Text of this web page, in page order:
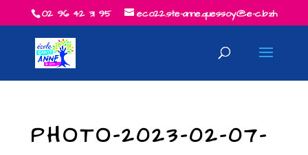
02 96 42 31 95 eco22.ste-anne.quessoy@e-c.bzh
PHOTO-2023-02-07-